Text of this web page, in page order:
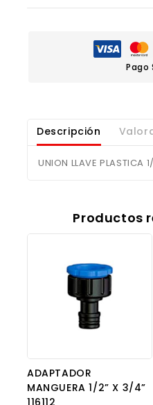
Pago
Descripción
UNION LLAVE PLASTICA
Productos
ADAPTADOR
MANGUERA 1/2” X 3/4”
116112